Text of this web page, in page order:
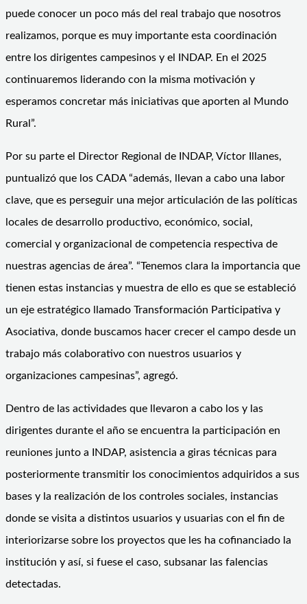
puede conocer un poco más del real trabajo que nosotros
realizamos, porque es muy importante esta coordinación
entre los dirigentes campesinos y el INDAP. En el 2025
continuaremos liderando con la misma motivación y
esperamos concretar más iniciativas que aporten al Mundo
Rural”.
Por su parte el Director Regional de INDAP, Víctor Illanes,
puntualizó que los CADA “además, llevan a cabo una labor
clave, que es perseguir una mejor articulación de las políticas
locales de desarrollo productivo, económico, social,
comercial y organizacional de competencia respectiva de
nuestras agencias de área”. “Tenemos clara la importancia que
tienen estas instancias y muestra de ello es que se estableció
un eje estratégico llamado Transformación Participativa y
Asociativa, donde buscamos hacer crecer el campo desde un
trabajo más colaborativo con nuestros usuarios y
organizaciones campesinas”, agregó.
Dentro de las actividades que llevaron a cabo los y las
dirigentes durante el año se encuentra la participación en
reuniones junto a INDAP, asistencia a giras técnicas para
posteriormente transmitir los conocimientos adquiridos a sus
bases y la realización de los controles sociales, instancias
donde se visita a distintos usuarios y usuarias con el fin de
interiorizarse sobre los proyectos que les ha cofinanciado la
institución y así, si fuese el caso, subsanar las falencias
detectadas.